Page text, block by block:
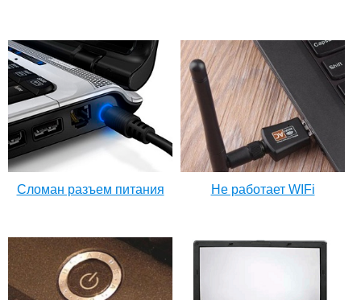
Сломан разъем питания Не работает WIFi